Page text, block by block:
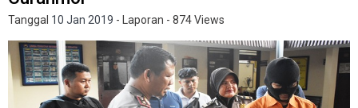
Tanggal 10 Jan 2019 - Laporan - 874 Views